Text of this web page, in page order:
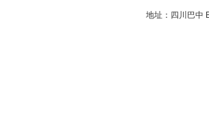
地址：四川巴中